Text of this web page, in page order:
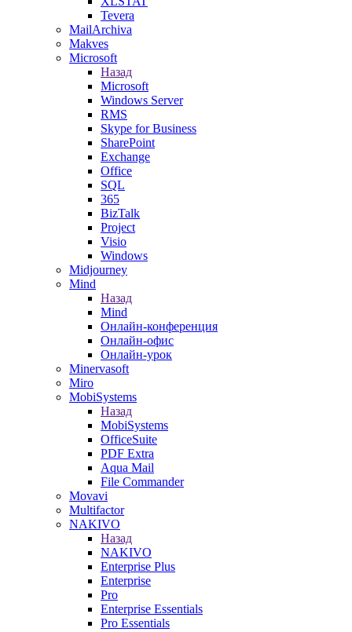
Tevera
MailArchiva
Makves
Microsoft
Назад
Microsoft
Windows Server
RMS
Skype for Business
SharePoint
Exchange
Office
SQL
365
BizTalk
Project
Visio
Windows
Midjourney
Mind
Назад
Mind
Онлайн-конференция
Онлайн-офис
Онлайн-урок
Minervasoft
Miro
MobiSystems
Назад
MobiSystems
OfficeSuite
PDF Extra
Aqua Mail
File Commander
Movavi
Multifactor
NAKIVO
Назад
NAKIVO
Enterprise Plus
Enterprise
Pro
Enterprise Essentials
Pro Essentials